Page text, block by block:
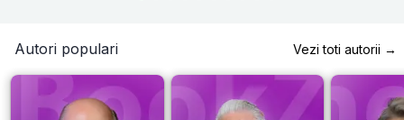
Autori populari Vezi toti autorii →